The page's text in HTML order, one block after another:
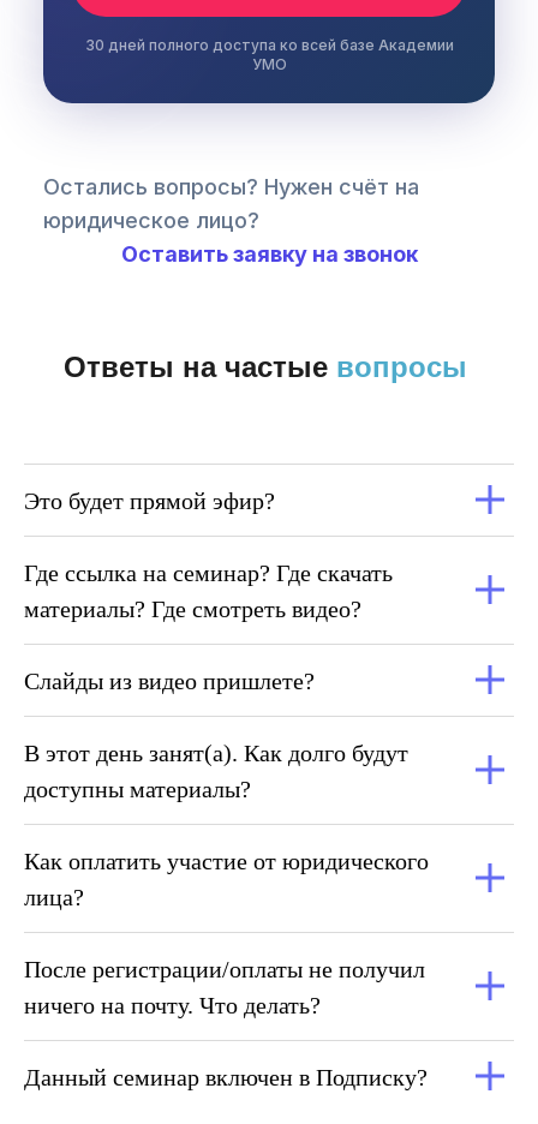
30 дней полного доступа ко всей базе Академии
УМО
Остались вопросы? Нужен счёт на
юридическое лицо?
Оставить заявку на звонок
Ответы на частые вопросы
Это будет прямой эфир?
Где ссылка на семинар? Где скачать
материалы? Где смотреть видео?
Слайды из видео пришлете?
В этот день занят(а). Как долго будут
доступны материалы?
Как оплатить участие от юридического
лица?
После регистрации/оплаты не получил
ничего на почту. Что делать?
Данный семинар включен в Подписку?